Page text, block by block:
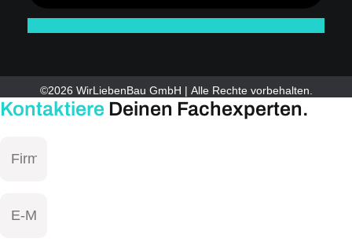
©2026 WirLiebenBau GmbH | Alle Rechte vorbehalten.
Kontaktiere Deinen Fachexperten.